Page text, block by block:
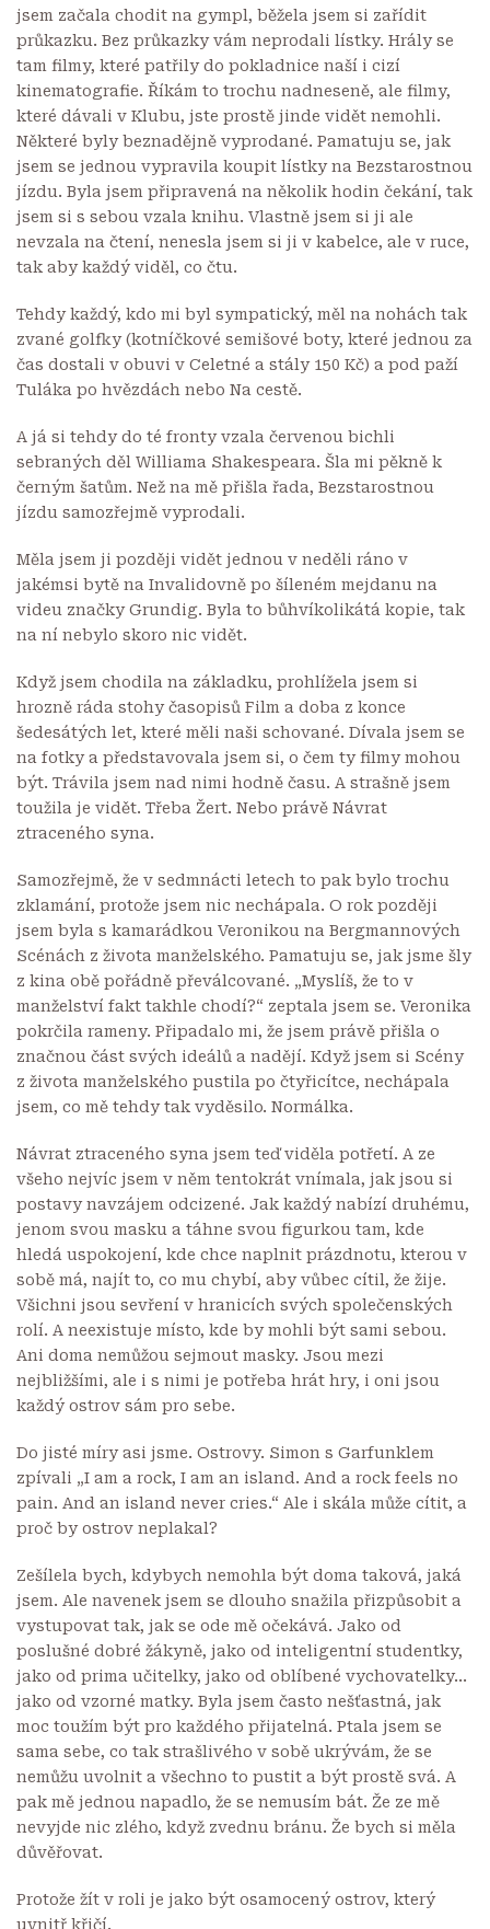
jsem začala chodit na gympl, běžela jsem si zařídit
průkazku. Bez průkazky vám neprodali lístky. Hrály se
tam filmy, které patřily do pokladnice naší i cizí
kinematografie. Říkám to trochu nadneseně, ale filmy,
které dávali v Klubu, jste prostě jinde vidět nemohli.
Některé byly beznadějně vyprodané. Pamatuju se, jak
jsem se jednou vypravila koupit lístky na Bezstarostnou
jízdu. Byla jsem připravená na několik hodin čekání, tak
jsem si s sebou vzala knihu. Vlastně jsem si ji ale
nevzala na čtení, nenesla jsem si ji v kabelce, ale v ruce,
tak aby každý viděl, co čtu.
Tehdy každý, kdo mi byl sympatický, měl na nohách tak
zvané golfky (kotníčkové semišové boty, které jednou za
čas dostali v obuvi v Celetné a stály 150 Kč) a pod paží
Tuláka po hvězdách nebo Na cestě.
A já si tehdy do té fronty vzala červenou bichli
sebraných děl Williama Shakespeara. Šla mi pěkně k
černým šatům. Než na mě přišla řada, Bezstarostnou
jízdu samozřejmě vyprodali.
Měla jsem ji později vidět jednou v neděli ráno v
jakémsi bytě na Invalidovně po šíleném mejdanu na
videu značky Grundig. Byla to bůhvíkolikátá kopie, tak
na ní nebylo skoro nic vidět.
Když jsem chodila na základku, prohlížela jsem si
hrozně ráda stohy časopisů Film a doba z konce
šedesátých let, které měli naši schované. Dívala jsem se
na fotky a představovala jsem si, o čem ty filmy mohou
být. Trávila jsem nad nimi hodně času. A strašně jsem
toužila je vidět. Třeba Žert. Nebo právě Návrat
ztraceného syna.
Samozřejmě, že v sedmnácti letech to pak bylo trochu
zklamání, protože jsem nic nechápala. O rok později
jsem byla s kamarádkou Veronikou na Bergmannových
Scénách z života manželského. Pamatuju se, jak jsme šly
z kina obě pořádně převálcované. „Myslíš, že to v
manželství fakt takhle chodí?“ zeptala jsem se. Veronika
pokrčila rameny. Připadalo mi, že jsem právě přišla o
značnou část svých ideálů a nadějí. Když jsem si Scény
z života manželského pustila po čtyřicítce, nechápala
jsem, co mě tehdy tak vyděsilo. Normálka.
Návrat ztraceného syna jsem teď viděla potřetí. A ze
všeho nejvíc jsem v něm tentokrát vnímala, jak jsou si
postavy navzájem odcizené. Jak každý nabízí druhému,
jenom svou masku a táhne svou figurkou tam, kde
hledá uspokojení, kde chce naplnit prázdnotu, kterou v
sobě má, najít to, co mu chybí, aby vůbec cítil, že žije.
Všichni jsou sevření v hranicích svých společenských
rolí. A neexistuje místo, kde by mohli být sami sebou.
Ani doma nemůžou sejmout masky. Jsou mezi
nejbližšími, ale i s nimi je potřeba hrát hry, i oni jsou
každý ostrov sám pro sebe.
Do jisté míry asi jsme. Ostrovy. Simon s Garfunklem
zpívali „I am a rock, I am an island. And a rock feels no
pain. And an island never cries.“ Ale i skála může cítit, a
proč by ostrov neplakal?
Zešílela bych, kdybych nemohla být doma taková, jaká
jsem. Ale navenek jsem se dlouho snažila přizpůsobit a
vystupovat tak, jak se ode mě očekává. Jako od
poslušné dobré žákyně, jako od inteligentní studentky,
jako od prima učitelky, jako od oblíbené vychovatelky…
jako od vzorné matky. Byla jsem často nešťastná, jak
moc toužím být pro každého přijatelná. Ptala jsem se
sama sebe, co tak strašlivého v sobě ukrývám, že se
nemůžu uvolnit a všechno to pustit a být prostě svá. A
pak mě jednou napadlo, že se nemusím bát. Že ze mě
nevyjde nic zlého, když zvednu bránu. Že bych si měla
důvěřovat.
Protože žít v roli je jako být osamocený ostrov, který
uvnitř křičí.